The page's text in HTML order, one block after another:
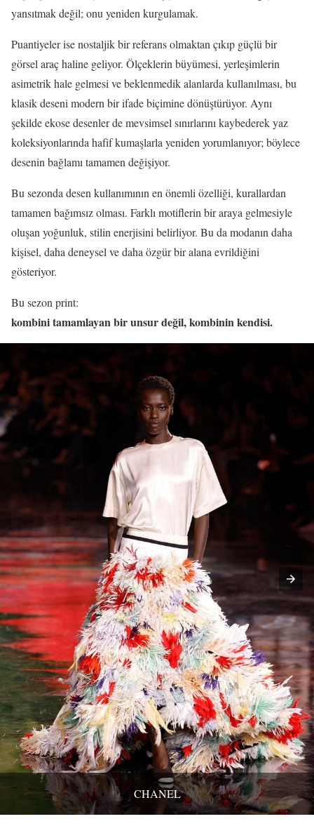
yansıtmak değil; onu yeniden kurgulamak.
Puantiyeler ise nostaljik bir referans olmaktan çıkıp güçlü bir
görsel araç haline geliyor. Ölçeklerin büyümesi, yerleşimlerin
asimetrik hale gelmesi ve beklenmedik alanlarda kullanılması, bu
klasik deseni modern bir ifade biçimine dönüştürüyor. Aynı
şekilde ekose desenler de mevsimsel sınırlarını kaybederek yaz
koleksiyonlarında hafif kumaşlarla yeniden yorumlanıyor; böylece
desenin bağlamı tamamen değişiyor.
Bu sezonda desen kullanımının en önemli özelliği, kurallardan
tamamen bağımsız olması. Farklı motiflerin bir araya gelmesiyle
oluşan yoğunluk, stilin enerjisini belirliyor. Bu da modanın daha
kişisel, daha deneysel ve daha özgür bir alana evrildiğini
gösteriyor.
Bu sezon print:
kombini tamamlayan bir unsur değil, kombinin kendisi.
CHANEL